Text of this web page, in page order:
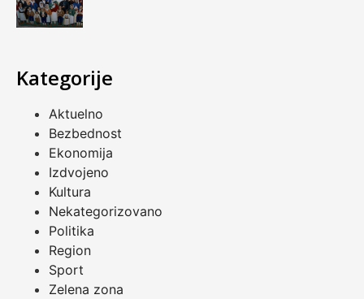
Kategorije
Aktuelno
Bezbednost
Ekonomija
Izdvojeno
Kultura
Nekategorizovano
Politika
Region
Sport
Zelena zona